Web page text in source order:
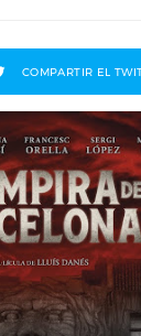
COMPARTIR EL